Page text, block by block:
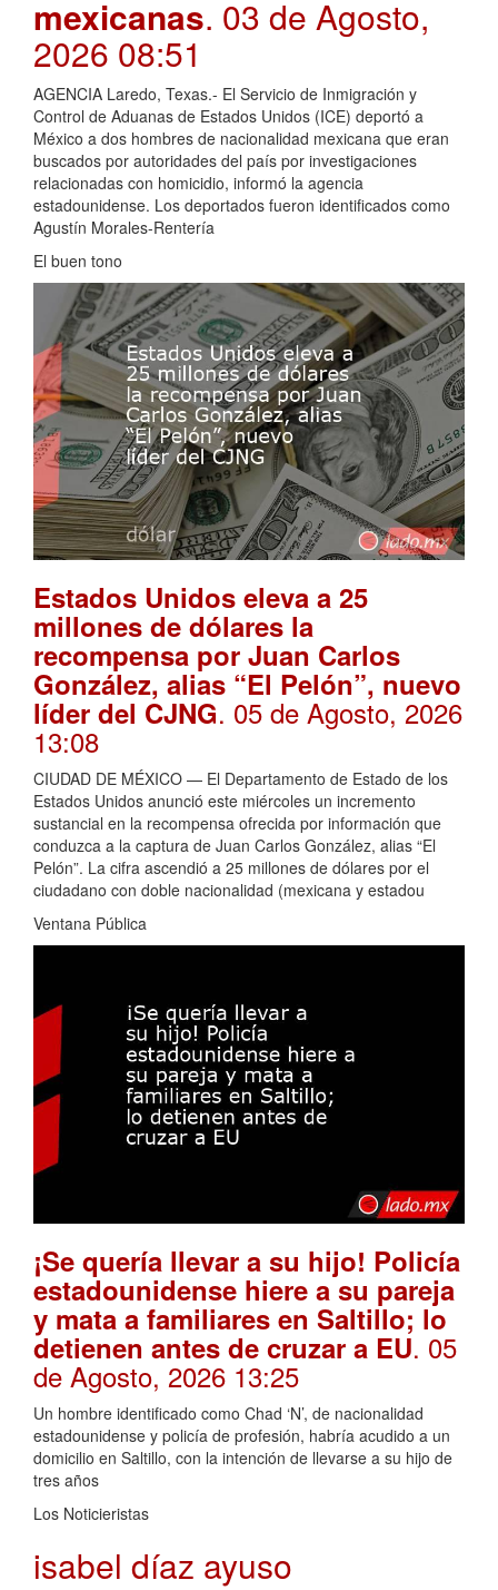
mexicanas. 03 de Agosto,
2026 08:51
AGENCIA Laredo, Texas.- El Servicio de Inmigración y
Control de Aduanas de Estados Unidos (ICE) deportó a
México a dos hombres de nacionalidad mexicana que eran
buscados por autoridades del país por investigaciones
relacionadas con homicidio, informó la agencia
estadounidense. Los deportados fueron identificados como
Agustín Morales-Rentería
El buen tono
Estados Unidos eleva a 25
millones de dólares la
recompensa por Juan Carlos
González, alias “El Pelón”, nuevo
líder del CJNG. 05 de Agosto, 2026
13:08
CIUDAD DE MÉXICO — El Departamento de Estado de los
Estados Unidos anunció este miércoles un incremento
sustancial en la recompensa ofrecida por información que
conduzca a la captura de Juan Carlos González, alias “El
Pelón”. La cifra ascendió a 25 millones de dólares por el
ciudadano con doble nacionalidad (mexicana y estadou
Ventana Pública
¡Se quería llevar a su hijo! Policía
estadounidense hiere a su pareja
y mata a familiares en Saltillo; lo
detienen antes de cruzar a EU. 05
de Agosto, 2026 13:25
Un hombre identificado como Chad ‘N’, de nacionalidad
estadounidense y policía de profesión, habría acudido a un
domicilio en Saltillo, con la intención de llevarse a su hijo de
tres años
Los Noticieristas
isabel díaz ayuso